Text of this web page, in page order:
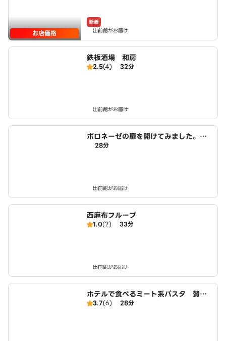
お店価格
新着
出前館がお届け
鉄板酒場 和房
2.5(4) 32分
出前館がお届け
ボロネーゼの扉を開けてみました。 S
prezzatura 六本木店
28分
出前館がお届け
西麻布フループ
1.0(2) 33分
出前館がお届け
ホテルで食べるミート系パスタ 贅沢o
r超贅沢 六本木店
3.7(6) 28分